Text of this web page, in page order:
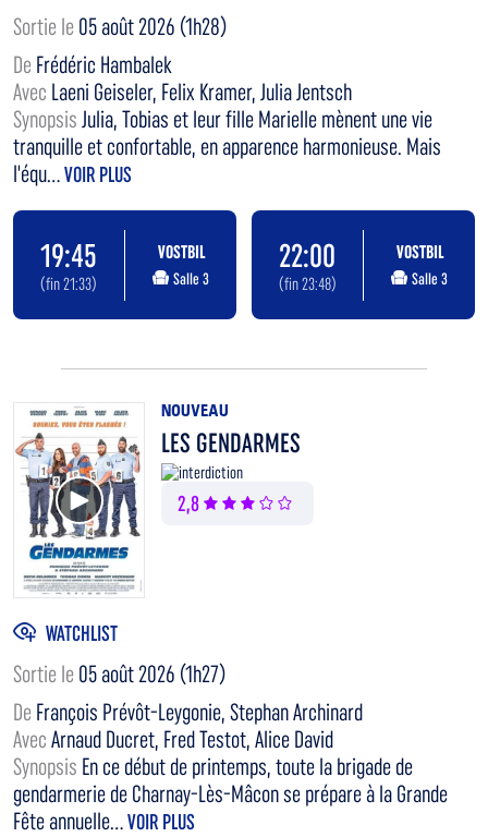
Sortie le 05 août 2026 (1h28)
De Frédéric Hambalek
Avec Laeni Geiseler, Felix Kramer, Julia Jentsch
Synopsis Julia, Tobias et leur fille Marielle mènent une vie
tranquille et confortable, en apparence harmonieuse. Mais
l'équ...VOIR PLUS
19:45
(fin 21:33)
VOSTBIL
Salle 3
22:00
(fin 23:48)
VOSTBIL
Salle 3
Voir la bande annonce
NOUVEAU
LES GENDARMES
2,8
WATCHLIST
Sortie le 05 août 2026 (1h27)
De François Prévôt-Leygonie, Stephan Archinard
Avec Arnaud Ducret, Fred Testot, Alice David
Synopsis En ce début de printemps, toute la brigade de
gendarmerie de Charnay-Lès-Mâcon se prépare à la Grande
Fête annuelle...VOIR PLUS